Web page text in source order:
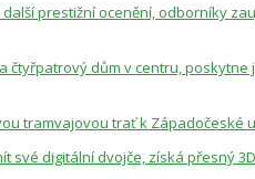
další prestižní ocenění, odborníky
čtyřpatrový dům v centru,
tramvajovou trať k Západočeské
své digitální dvojče, získá přesný